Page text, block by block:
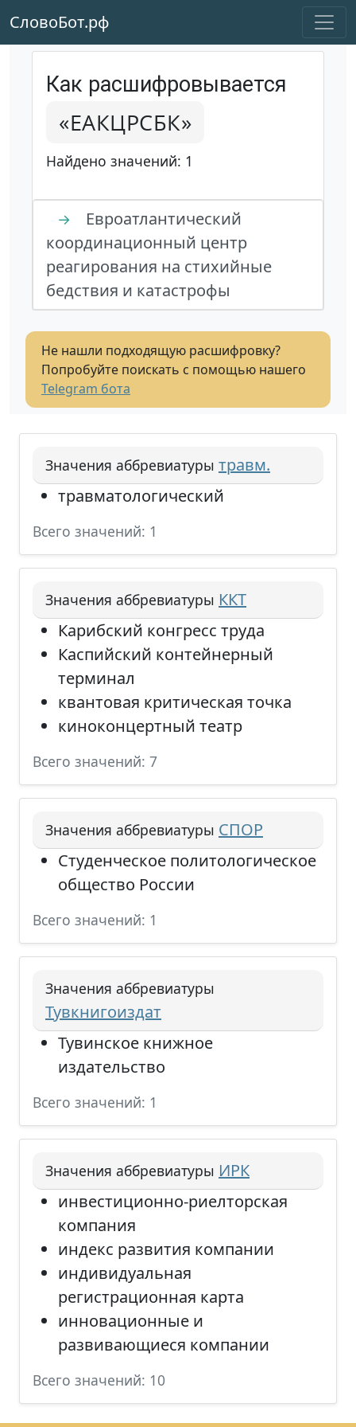
СловоБот.рф
Как расшифровывается
«ЕАКЦРСБК»
Найдено значений: 1
→
Евроатлантический
координационный центр
реагирования на стихийные
бедствия и катастрофы
Не нашли подходящую расшифровку?
Попробуйте поискать с помощью нашего
Telegram бота
Значения аббревиатуры травм.
травматологический
Всего значений: 1
Значения аббревиатуры ККТ
Карибский конгресс труда
Каспийский контейнерный
терминал
квантовая критическая точка
киноконцертный театр
Всего значений: 7
Значения аббревиатуры СПОР
Студенческое политологическое
общество России
Всего значений: 1
Значения аббревиатуры
Тувкнигоиздат
Тувинское книжное
издательство
Всего значений: 1
Значения аббревиатуры ИРК
инвестиционно-риелторская
компания
индекс развития компании
индивидуальная
регистрационная карта
инновационные и
развивающиеся компании
Всего значений: 10